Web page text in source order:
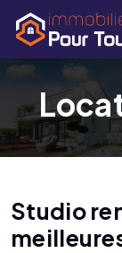
Studio